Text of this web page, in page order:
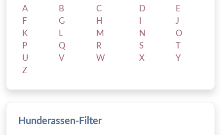
A B C D
E
F
G H
J
K
L M N
O
P
Q R S
T
U
V W X
Y
Z
Hunderassen-Filter